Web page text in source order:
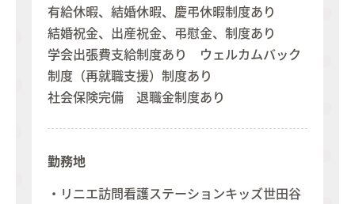
有給休暇、結婚休暇、慶弔休暇制度あり
結婚祝金、出産祝金、弔慰金、制度あり
学会出張費支給制度あり ウェルカムバック
制度（再就職支援）制度あり
社会保険完備 退職金制度あり
勤務地
・リニエ訪問看護ステーションキッズ世田谷